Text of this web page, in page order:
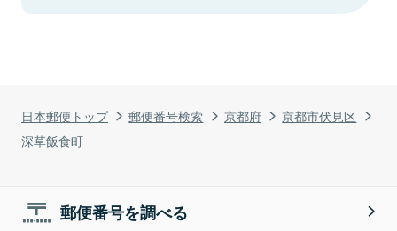
日本郵便トップ 郵便番号検索 京都府
京都市伏見区
深草飯食町
郵便番号を調べる